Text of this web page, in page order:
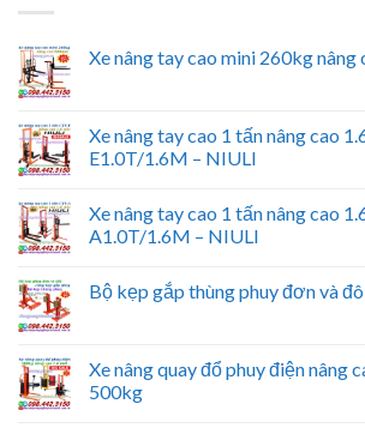
Xe nâng tay cao mini 260kg nâng
Xe nâng tay cao 1 tấn nâng cao
E1.0T/1.6M – NIULI
Xe nâng tay cao 1 tấn nâng cao
A1.0T/1.6M – NIULI
Bộ kẹp gắp thùng phuy đơn và
Xe nâng quay đổ phuy điện nâng
500kg